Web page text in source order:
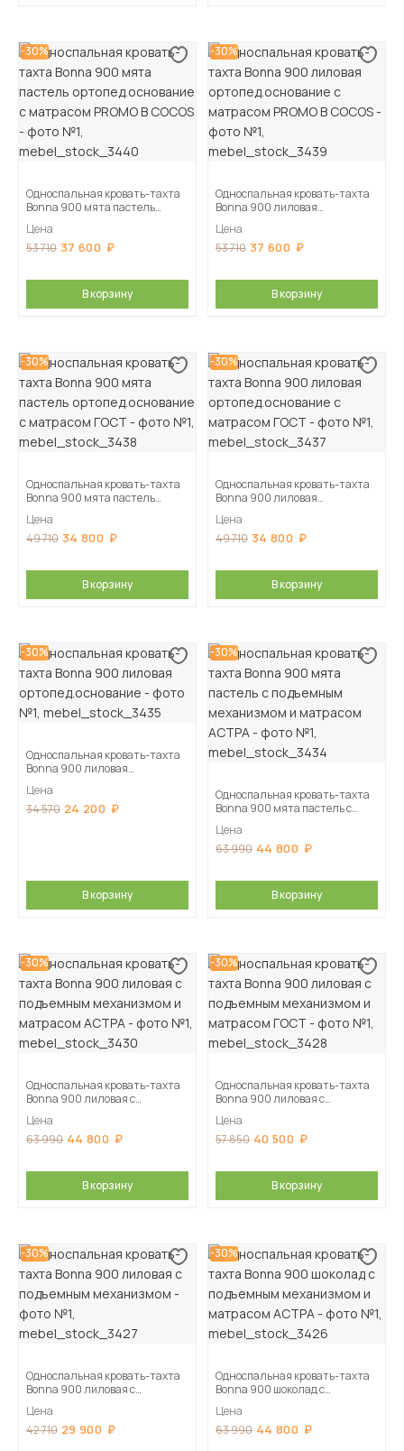
-30%
Односпальная кровать-тахта
Bonna 900 мята пастель
PROMO B COCOS
Цена
53 710 37 600
В корзину
-30%
Односпальная кровать-тахта
Bonna 900 лиловая
PROMO B COCOS
Цена
53 710 37 600
В корзину
-30%
Односпальная кровать-тахта
Bonna 900 мята пастель
ГОСТ
Цена
49 710 34 800
В корзину
-30%
Односпальная кровать-тахта
Bonna 900 лиловая
ГОСТ
Цена
49 710 34 800
В корзину
-30%
Односпальная кровать-тахта
Bonna 900 лиловая
Цена
34 570 24 200
В корзину
-30%
Односпальная кровать-тахта
Bonna 900 мята пастель с
матрасом АСТРА
Цена
63 990 44 800
В корзину
-30%
Односпальная кровать-тахта
Bonna 900 лиловая с
матрасом АСТРА
Цена
63 990 44 800
В корзину
-30%
Односпальная кровать-тахта
Bonna 900 лиловая с
матрасом ГОСТ
Цена
57 850 40 500
В корзину
-30%
Односпальная кровать-тахта
Bonna 900 лиловая с
Цена
42 710 29 900
-30%
Односпальная кровать-тахта
Bonna 900 шоколад с
матрасом АСТРА
Цена
63 990 44 800